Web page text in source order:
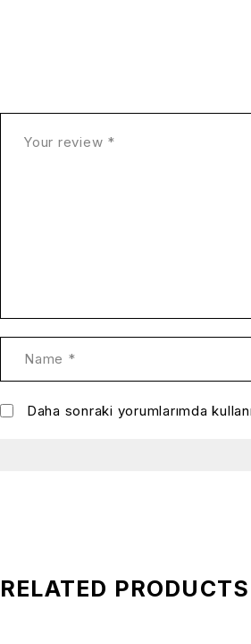
Daha sonraki yorumlarımda
RELATED PRODUCTS